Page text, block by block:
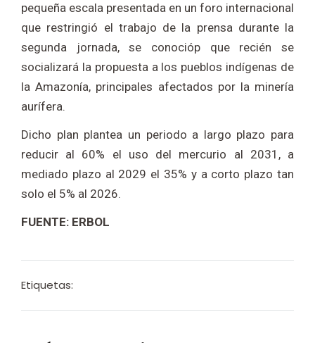
pequeña escala presentada en un foro internacional
que restringió el trabajo de la prensa durante la
segunda jornada, se conocióp que recién se
socializará la propuesta a los pueblos indígenas de
la Amazonía, principales afectados por la minería
aurífera.
Dicho plan plantea un periodo a largo plazo para
reducir al 60% el uso del mercurio al 2031, a
mediado plazo al 2029 el 35% y a corto plazo tan
solo el 5% al 2026.
FUENTE: ERBOL
Etiquetas: